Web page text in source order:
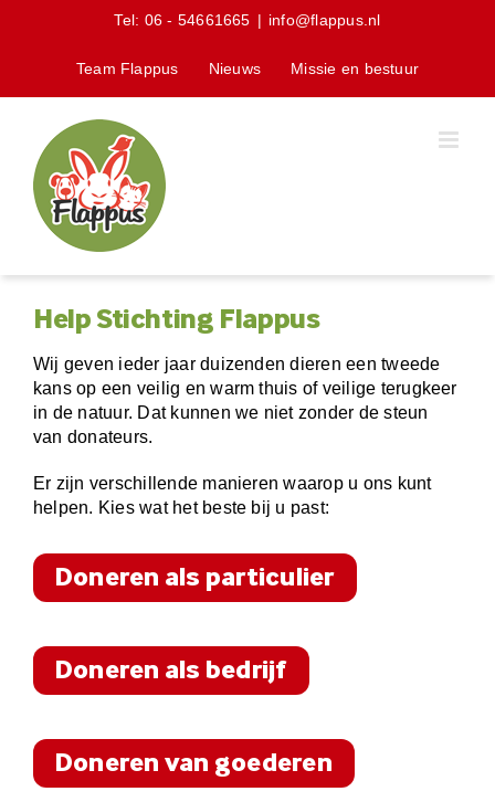
Tel: 06 - 54661665 | info@flappus.nl
Team Flappus Nieuws Missie en bestuur
Help Stichting Flappus
Wij geven ieder jaar duizenden dieren een tweede
kans op een veilig en warm thuis of veilige terugkeer
in de natuur. Dat kunnen we niet zonder de steun
van donateurs.
Er zijn verschillende manieren waarop u ons kunt
helpen. Kies wat het beste bij u past:
Doneren als particulier
Doneren als bedrijf
Doneren van goederen